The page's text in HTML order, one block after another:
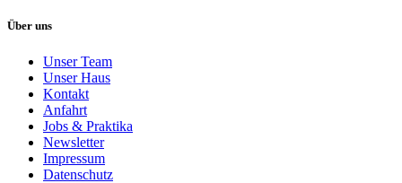
Über uns
Unser Team
Unser Haus
Kontakt
Anfahrt
Jobs & Praktika
Newsletter
Impressum
Datenschutz